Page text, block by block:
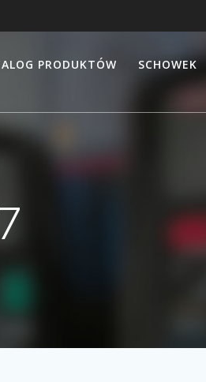
PRODUKTÓW SCHOWEK